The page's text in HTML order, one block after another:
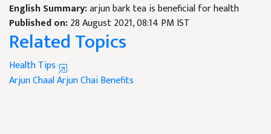
English Summary:arjun bark tea is beneficial for health
Published on:28 August 2021, 08:14 PM IST
Related Topics
Health Tips
Arjun ChaalArjun Chai Benefits